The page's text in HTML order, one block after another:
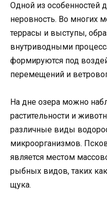
Одной из особенностей
неровность. Во многих
террасы и выступы,
внутриводными
формируются под
перемещений и
На дне озера можно
растительности и
различные виды
микроорганизмов.
является местом
рыбных видов, таких
щука.